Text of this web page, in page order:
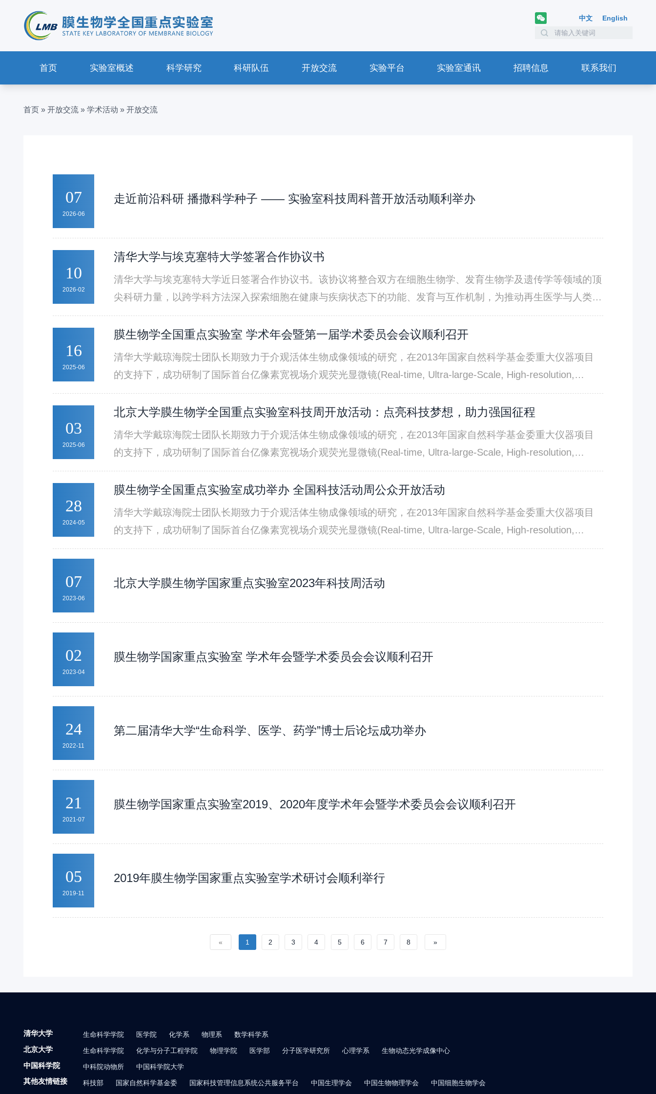
中文 English
首页 实验室概述 科学研究 科研队伍 开放交流 实验平台 实验室通讯 招聘信息 联系我们
首页 » 开放交流 » 学术活动 » 开放交流
07
2026-06
走近前沿科研 播撒科学种子 —— 实验室科技周科普开放活动顺利举办
10
2026-02
清华⼤学与埃克塞特⼤学签署合作协议书
清华⼤学与埃克塞特⼤学近⽇签署合作协议书。该协议将整合双⽅在细胞⽣物学、发育⽣物学及遗传学等领域的顶
尖科研⼒量，以跨学科⽅法深⼊探索细胞在健康与疾病状态下的功能、发育与互作机制，为推动再⽣医学与⼈类健
康的未来创新奠定科学基础。
16
2025-06
膜生物学全国重点实验室 学术年会暨第一届学术委员会会议顺利召开
清华大学戴琼海院士团队长期致力于介观活体生物成像领域的研究，在2013年国家自然科学基金委重大仪器项目
的支持下，成功研制了国际首台亿像素宽视场介观荧光显微镜(Real-time, Ultra-large-Scale, High-resolution,
RUSH1)，被誉为介观显微成像领域的先驱。在过去的7年时间里，进一步通过计算成像原理创新，以扫描光场成
像原理实现非相干光场的超精细四维感知与重构2，提出了数字自适应光学架构，通过记录高维成像过程与自适应
重构，打破传统成像为人眼设计“所见即所得”所引起的固有桎梏，先后突破了光学像差3、三维运动伪影4、背景荧
光5、光子噪声6-8、组织散射9等活体成像壁垒，并在同一架构上集成，研制了新一代介观活体显微仪器
难题，难以广泛适用于复杂环境下的各类样本。如何能够既“真”又“快”，让仪器使用者能够实时获取高保真的高分
辨三维信息，而无需重新训练新的神经网络，仍然是阻碍计算成像显微镜广泛使用的“拦路虎”。
03
2025-06
北京大学膜生物学全国重点实验室科技周开放活动：点亮科技梦想，助力强国征程
清华大学戴琼海院士团队长期致力于介观活体生物成像领域的研究，在2013年国家自然科学基金委重大仪器项目
的支持下，成功研制了国际首台亿像素宽视场介观荧光显微镜(Real-time, Ultra-large-Scale, High-resolution,
RUSH1)，被誉为介观显微成像领域的先驱。在过去的7年时间里，进一步通过计算成像原理创新，以扫描光场成
像原理实现非相干光场的超精细四维感知与重构2，提出了数字自适应光学架构，通过记录高维成像过程与自适应
重构，打破传统成像为人眼设计“所见即所得”所引起的固有桎梏，先后突破了光学像差3、三维运动伪影4、背景荧
光5、光子噪声6-8、组织散射9等活体成像壁垒，并在同一架构上集成，研制了新一代介观活体显微仪器
难题，难以广泛适用于复杂环境下的各类样本。如何能够既“真”又“快”，让仪器使用者能够实时获取高保真的高分
28
2024-05
膜生物学全国重点实验室成功举办 全国科技活动周公众开放活动
清华大学戴琼海院士团队长期致力于介观活体生物成像领域的研究，在2013年国家自然科学基金委重大仪器项目
的支持下，成功研制了国际首台亿像素宽视场介观荧光显微镜(Real-time, Ultra-large-Scale, High-resolution,
RUSH1)，被誉为介观显微成像领域的先驱。在过去的7年时间里，进一步通过计算成像原理创新，以扫描光场成
重构，打破传统成像为人眼设计“所见即所得”所引起的固有桎梏，先后突破了光学像差3、三维运动伪影4、背景荧
难题，难以广泛适用于复杂环境下的各类样本。如何能够既“真”又“快”，让仪器使用者能够实时获取高保真的高分
07
2023-06
北京大学膜生物学国家重点实验室2023年科技周活动
02
2023-04
膜生物学国家重点实验室 学术年会暨学术委员会会议顺利召开
24
2022-11
第二届清华大学“生命科学、医学、药学”博士后论坛成功举办
21
2021-07
膜生物学国家重点实验室2019、2020年度学术年会暨学术委员会会议顺利召开
05
2019-11
2019年膜生物学国家重点实验室学术研讨会顺利举行
« 1 2 3 4 5 6 7 8 »
清华大学 生命科学学院 医学院 化学系 物理系 数学科学系
北京大学 生命科学学院 化学与分子工程学院 物理学院 医学部 分子医学研究所 心理学系 生物动态光学成像中心
中国科学院 中科院动物所 中国科学院大学
其他友情链接 科技部 国家自然科学基金委 国家科技管理信息系统公共服务平台 中国生理学会 中国生物物理学会 中国细胞生物学会